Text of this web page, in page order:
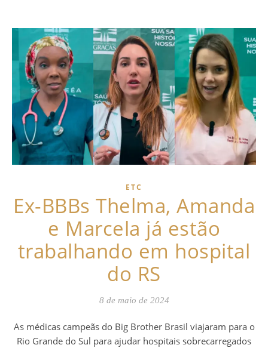
ETC
Ex-BBBs Thelma, Amanda
e Marcela já estão
trabalhando em hospital
do RS
8 de maio de 2024
As médicas campeãs do Big Brother Brasil viajaram para o
Rio Grande do Sul para ajudar hospitais sobrecarregados